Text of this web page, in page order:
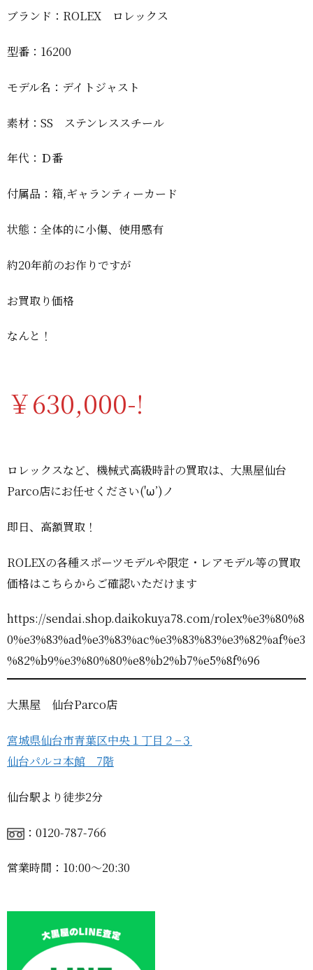
ブランド：ROLEX ロレックス
型番：16200
モデル名：デイトジャスト
素材：SS ステンレススチール
年代：Ｄ番
付属品：箱,ギャランティーカード
状態：全体的に小傷、使用感有
約20年前のお作りですが
お買取り価格
なんと！
￥630,000-!
ロレックスなど、機械式高級時計の買取は、大黒屋仙台
Parco店にお任せください('ω’)ノ
即日、高額買取！
ROLEXの各種スポーツモデルや限定・レアモデル等の買取
価格はこちらからご確認いただけます
https://sendai.shop.daikokuya78.com/rolex%e3%80%8
0%e3%83%ad%e3%83%ac%e3%83%83%e3%82%af%e3
%82%b9%e3%80%80%e8%b2%b7%e5%8f%96
大黒屋 仙台Parco店
宮城県仙台市青葉区中央１丁目２−３
仙台パルコ本館 7階
仙台駅より徒歩2分
：0120-787-766
営業時間：10:00〜20:30